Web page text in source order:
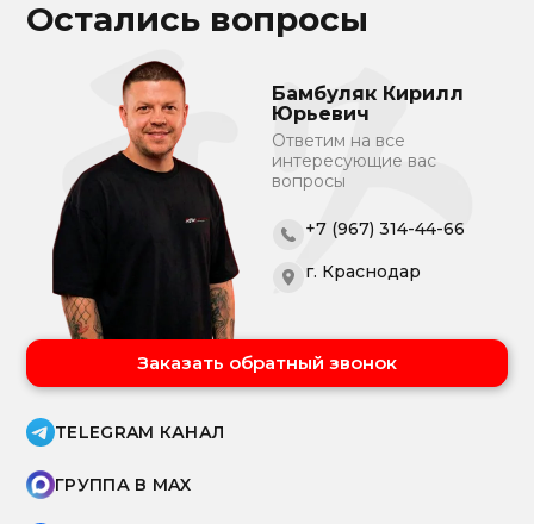
Остались вопросы
Бамбуляк Кирилл
Юрьевич
Ответим на все
интересующие вас
вопросы
+7 (967) 314-44-66
г. Краснодар
Заказать обратный звонок
TELEGRAM КАНАЛ
ГРУППА В MAX